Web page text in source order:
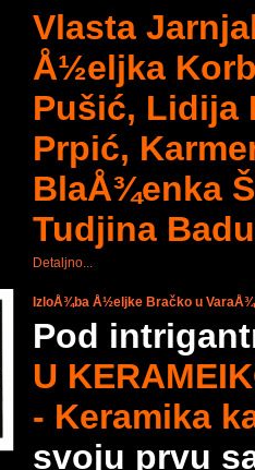
Vlasta
Å½eljka
Pušić, Lidija
Prpić,
BlaÅ¾enka
Tudjina
Detaljno...
IzloÅ¾ba Å½eljke Bračko u
Pod
U
- Keramika
svoju prvu